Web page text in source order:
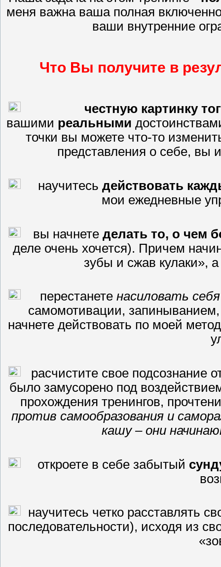
меня важна ваша полная
ваши внутренние
Что Вы получите в
честную картинку
вашими реальными
точки вы можете что-то
представления о себе, вы
научитесь действовать
мои ежедневные
вы начнете делать то, о чем
деле очень хочется). Причем
зубы и сжав кулаки»,
перестанете насиловать себя
самомотивации,
начнете действовать по моей
расчистите свое подсознание
было замусорено под
прохождения тренингов,
против самообразования и
кашу – они
откроете в себе забытый
научитесь четко расставлять
последовательности), исходя из